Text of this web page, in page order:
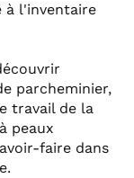
à l'inventaire
parcheminier,
travail de la
peaux
faire dans